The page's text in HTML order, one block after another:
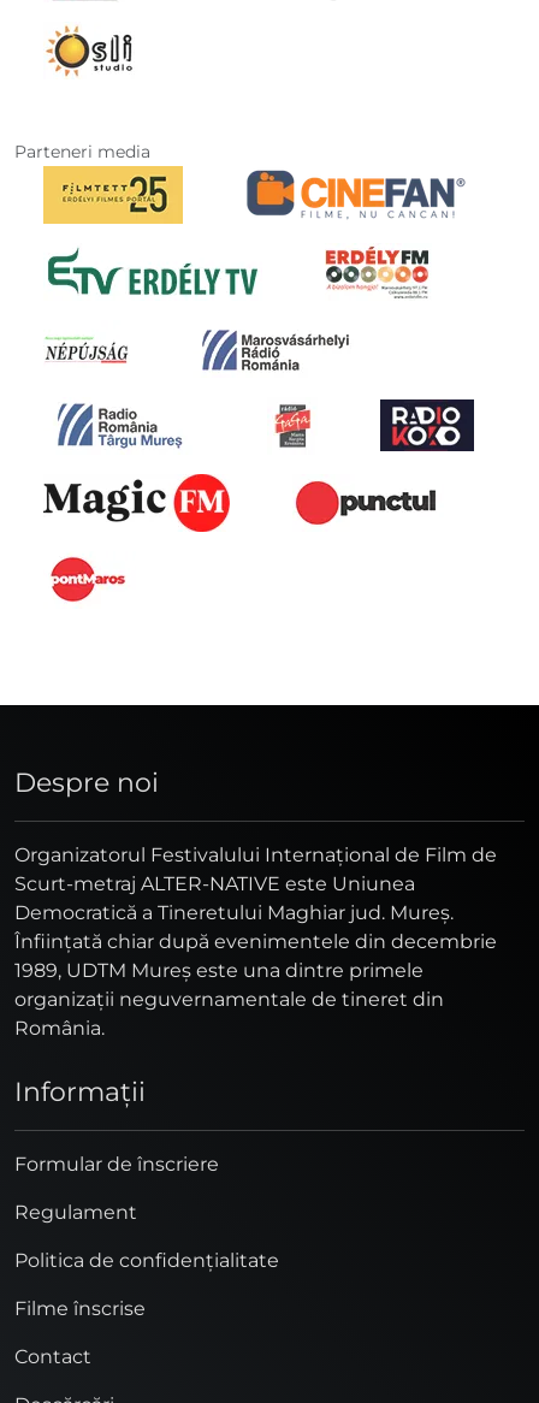
Parteneri media
Despre noi
Organizatorul Festivalului Internaţional de Film de
Scurt-metraj ALTER-NATIVE este Uniunea
Democratică a Tineretului Maghiar jud. Mureş.
Înfiinţată chiar după evenimentele din decembrie
1989, UDTM Mureş este una dintre primele
organizaţii neguvernamentale de tineret din
România.
Informaţii
Formular de înscriere
Regulament
Politica de confidențialitate
Filme înscrise
Contact